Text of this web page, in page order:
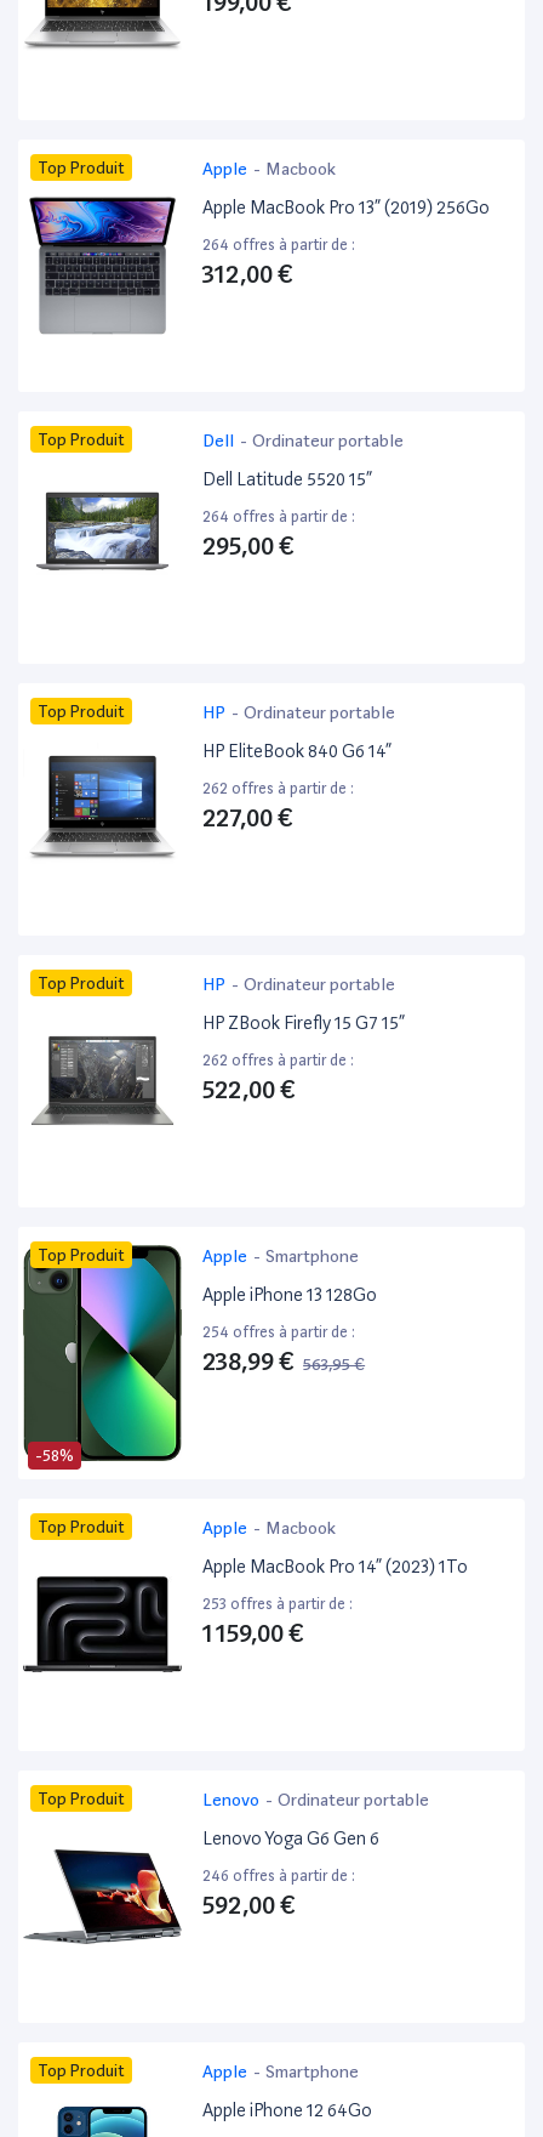
Top Produit Apple - Macbook
Apple MacBook Pro 13” (2019) 256Go
264 offres à partir de :
312,00 €
Top Produit Dell - Ordinateur portable
Dell Latitude 5520 15”
264 offres à partir de :
295,00 €
Top Produit HP - Ordinateur portable
HP EliteBook 840 G6 14”
262 offres à partir de :
227,00 €
Top Produit HP - Ordinateur portable
HP ZBook Firefly 15 G7 15”
262 offres à partir de :
522,00 €
-58%
Top Produit Apple - Smartphone
Apple iPhone 13 128Go
254 offres à partir de :
238,99 € 563,95 €
Top Produit Apple - Macbook
Apple MacBook Pro 14” (2023) 1To
253 offres à partir de :
1 159,00 €
Top Produit Lenovo - Ordinateur portable
Lenovo Yoga G6 Gen 6
246 offres à partir de :
592,00 €
Top Produit Apple - Smartphone
Apple iPhone 12 64Go